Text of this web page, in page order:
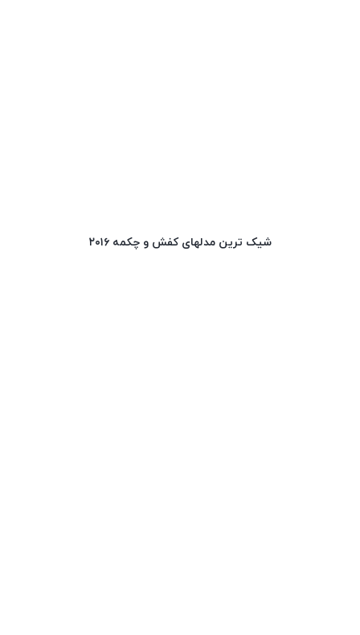
شیک ترین مدلهای کفش و چکمه ۲۰۱۶